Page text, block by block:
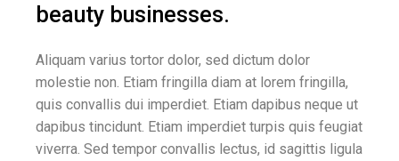
beauty businesses.
Aliquam varius tortor dolor, sed dictum dolor
molestie non. Etiam fringilla diam at lorem fringilla,
quis convallis dui imperdiet. Etiam dapibus neque ut
dapibus tincidunt. Etiam imperdiet turpis quis feugiat
viverra. Sed tempor convallis lectus, id sagittis ligula